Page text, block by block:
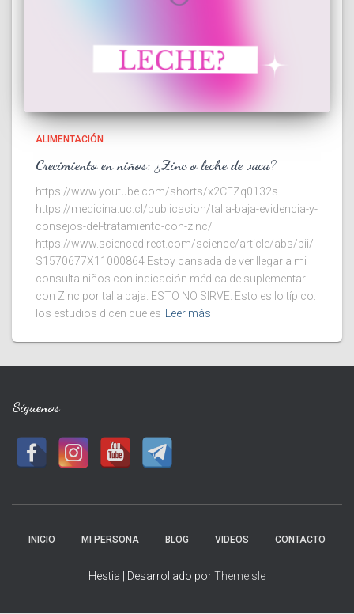
ALIMENTACIÓN
Crecimiento en niños: ¿Zinc o leche de vaca?
https://www.youtube.com/shorts/x2CFZq0132s
https://medicina.uc.cl/publicacion/talla-baja-evidencia-y-
consejos-del-tratamiento-con-zinc/
https://www.sciencedirect.com/science/article/abs/pii/
S1570677X11000864 Estoy cansada de ver llegar a mi
consulta niños con indicación médica de suplementar
con Zinc por talla baja. ESTO NO SIRVE. Esto es lo típico:
los estudios dicen que es
Leer más
Síguenos
INICIO MI PERSONA BLOG VIDEOS CONTACTO
Hestia | Desarrollado porThemeIsle